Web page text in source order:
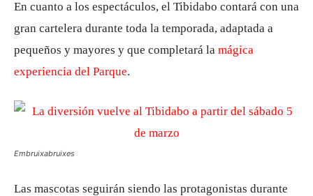
En cuanto a los espectáculos, el Tibidabo contará con una
gran cartelera durante toda la temporada, adaptada a
pequeños y mayores y que completará la mágica
experiencia del Parque.
Embruixabruixes
Las mascotas seguirán siendo las protagonistas durante